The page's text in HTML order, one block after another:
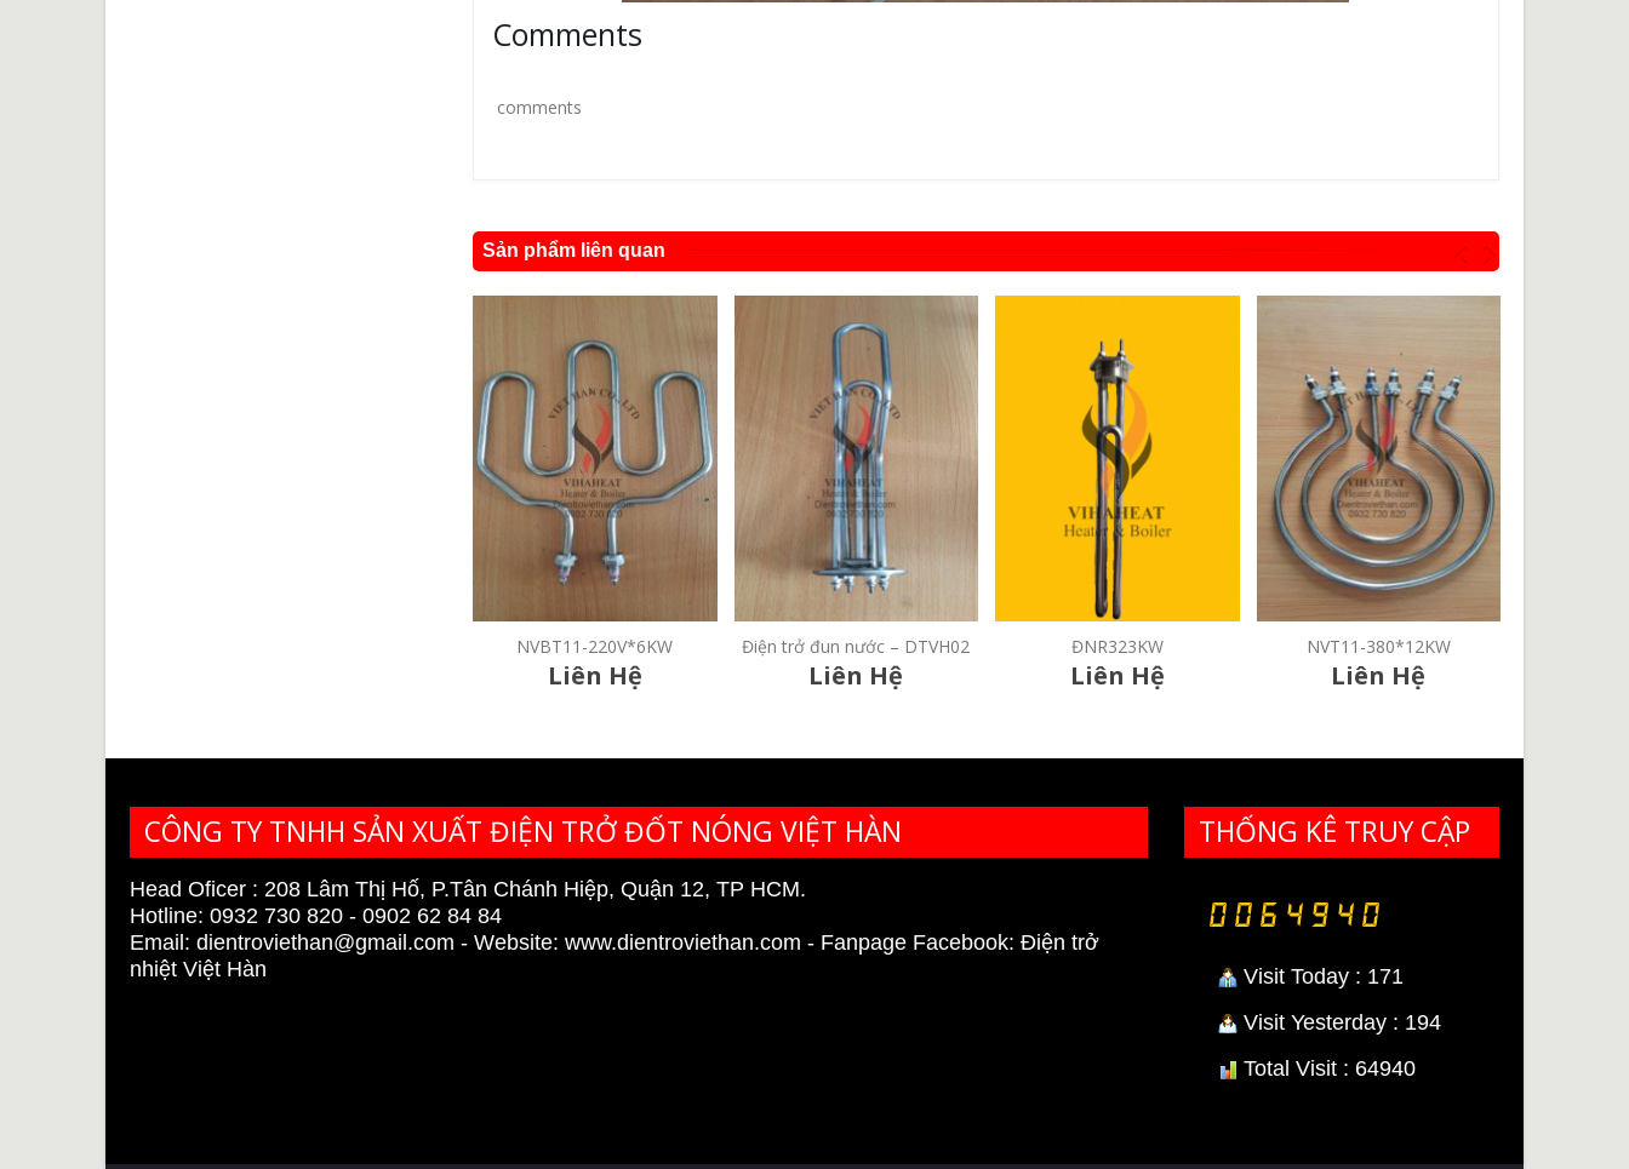
Comments
comments
Sản phẩm liên quan
Điện trở đun nước – DTVH02
Liên Hệ
ĐNR323KW
Liên Hệ
NVT11-380*12KW
Liên Hệ
NPV7090-380V*12KW
Liên Hệ
CÔNG TY TNHH SẢN XUẤT ĐIỆN TRỞ ĐỐT NÓNG VIỆT HÀN
Head Oficer : 208 Lâm Thị Hố, P.Tân Chánh Hiệp, Quận 12, TP HCM.
Hotline: 0932 730 820 - 0902 62 84 84
Email: dientroviethan@gmail.com - Website: www.dientroviethan.com - Fanpage Facebook: Điện trở
nhiệt Việt Hàn
THỐNG KÊ TRUY CẬP
Visit Today : 171
Visit Yesterday : 194
Total Visit : 64940